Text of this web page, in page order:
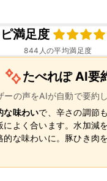
満足度
844 人の平均満足度
たべれぽ AI要
ーの声をAIが自動で要約
な味わいで、辛さの調節
によく合います。水加減
な味わいに。豚ひき肉